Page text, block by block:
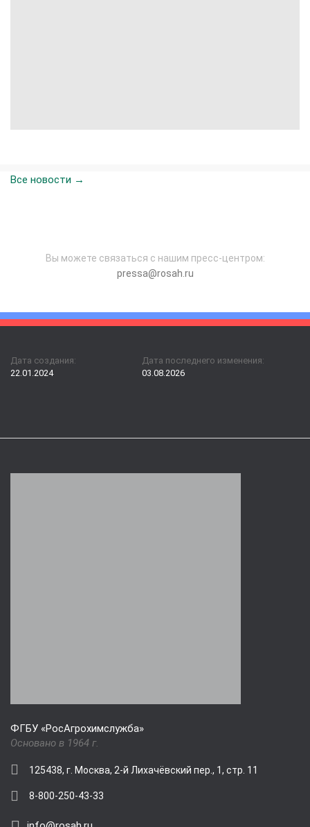
Все новости →
Вы можете связаться с нашим пресс-центром:
pressa@rosah.ru
Дата создания:
22.01.2024
Дата последнего изменения:
03.08.2026
ФГБУ «РосАгрохимслужба»
Основано в 1964 г.
125438, г. Москва, 2-й Лихачёвский пер., 1, стр. 11
8-800-250-43-33